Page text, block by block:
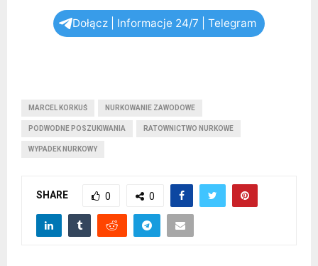
Dołącz | Informacje 24/7 | Telegram
MARCEL KORKUŚ NURKOWANIE ZAWODOWE
PODWODNE POSZUKIWANIA RATOWNICTWO NURKOWE
WYPADEK NURKOWY
SHARE 0 0